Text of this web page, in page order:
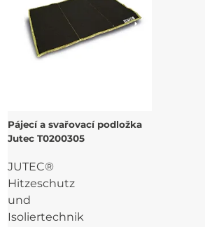
Pájecí a svařovací podložka
Jutec T0200305
JUTEC®
Hitzeschutz
und
Isoliertechnik